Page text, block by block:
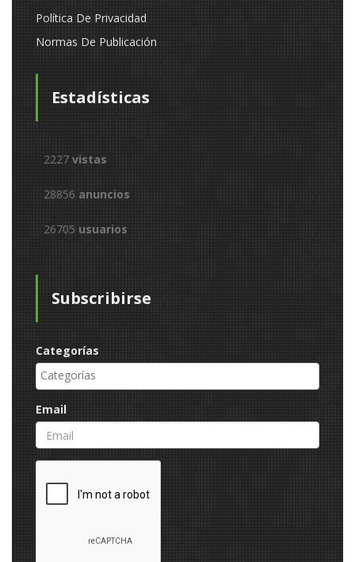
Política De Privacidad
Normas De Publicación
Estadísticas
2227 vistas
28856 anuncios
26705 usuarios
Subscribirse
Categorías
Email